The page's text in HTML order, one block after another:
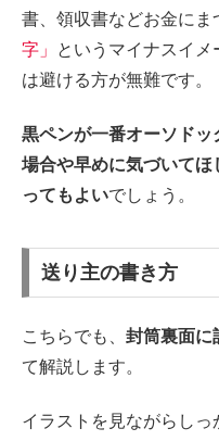
書、領収書などお金にま
字」
というマイナスイ
は避ける方が無難です。
黒ペンが一番オーソドッ
場合や早めに気づいて
ってもよいでしょう。
送り主の書き方
こちらでも、 封筒裏面に
て解説します。
イラストを見ながらしっ